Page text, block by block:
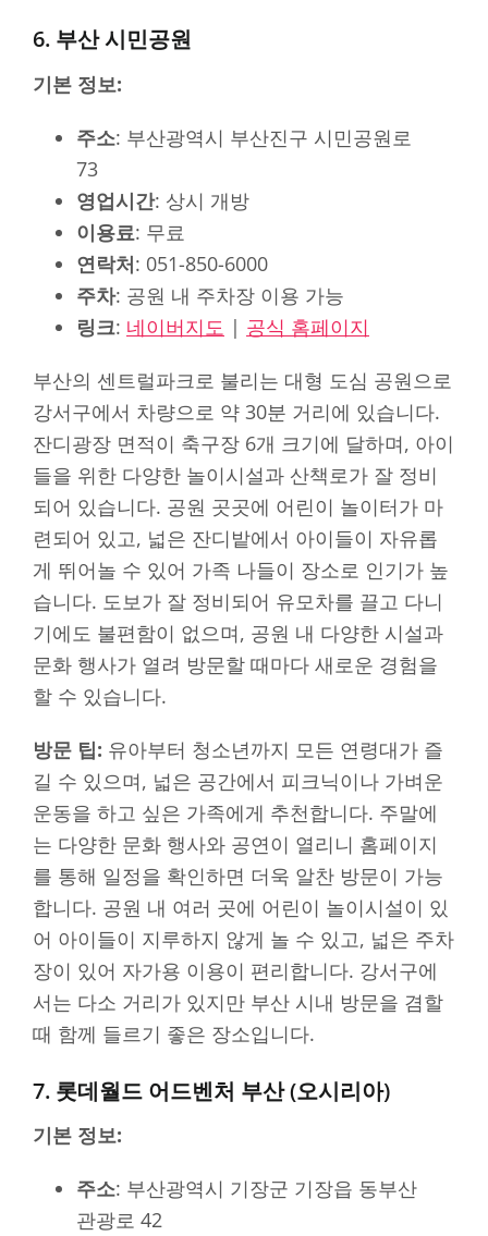
6. 부산 시민공원
기본 정보:
주소: 부산광역시 부산진구 시민공원로
73
영업시간: 상시 개방
이용료: 무료
연락처: 051-850-6000
주차: 공원 내 주차장 이용 가능
링크: 네이버지도 | 공식 홈페이지
부산의 센트럴파크로 불리는 대형 도심 공원으로
강서구에서 차량으로 약 30분 거리에 있습니다.
잔디광장 면적이 축구장 6개 크기에 달하며, 아이
들을 위한 다양한 놀이시설과 산책로가 잘 정비
되어 있습니다. 공원 곳곳에 어린이 놀이터가 마
련되어 있고, 넓은 잔디밭에서 아이들이 자유롭
게 뛰어놀 수 있어 가족 나들이 장소로 인기가 높
습니다. 도보가 잘 정비되어 유모차를 끌고 다니
기에도 불편함이 없으며, 공원 내 다양한 시설과
문화 행사가 열려 방문할 때마다 새로운 경험을
할 수 있습니다.
방문 팁: 유아부터 청소년까지 모든 연령대가 즐
길 수 있으며, 넓은 공간에서 피크닉이나 가벼운
운동을 하고 싶은 가족에게 추천합니다. 주말에
는 다양한 문화 행사와 공연이 열리니 홈페이지
를 통해 일정을 확인하면 더욱 알찬 방문이 가능
합니다. 공원 내 여러 곳에 어린이 놀이시설이 있
어 아이들이 지루하지 않게 놀 수 있고, 넓은 주차
장이 있어 자가용 이용이 편리합니다. 강서구에
서는 다소 거리가 있지만 부산 시내 방문을 겸할
때 함께 들르기 좋은 장소입니다.
7. 롯데월드 어드벤처 부산 (오시리아)
기본 정보:
주소: 부산광역시 기장군 기장읍 동부산
관광로 42